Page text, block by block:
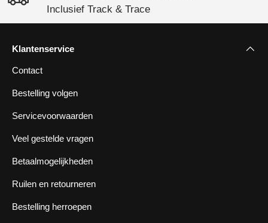
Inclusief Track & Trace
Klantenservice
Contact
Bestelling volgen
Servicevoorwaarden
Veel gestelde vragen
Betaalmogelijkheden
Ruilen en retourneren
Bestelling herroepen